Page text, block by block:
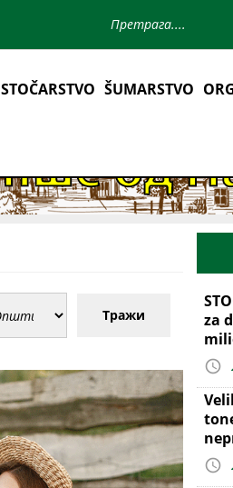
STOČARSTVO ŠUMARSTVO
Тражи
za